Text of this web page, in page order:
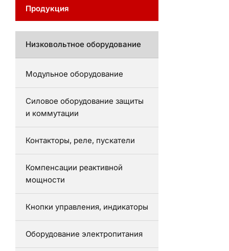
Продукция
Низковольтное оборудование
Модульное оборудование
Силовое оборудование защиты
и коммутации
Контакторы, реле, пускатели
Компенсации реактивной
мощности
Кнопки управления, индикаторы
Оборудование электропитания